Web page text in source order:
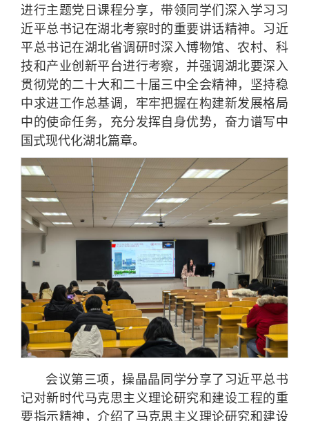
进行主题党日课程分享，带领同学们深入学习习
近平总书记在湖北考察时的重要讲话精神。习近
平总书记在湖北省调研时深入博物馆、农村、科
技和产业创新平台进行考察，并强调湖北要深入
贯彻党的二十大和二十届三中全会精神，坚持稳
中求进工作总基调，牢牢把握在构建新发展格局
中的使命任务，充分发挥自身优势，奋力谱写中
国式现代化湖北篇章。
会议第三项，操晶晶同学分享了习近平总书
记对新时代马克思主义理论研究和建设工程的重
要指示精神，介绍了马克思主义理论研究和建设